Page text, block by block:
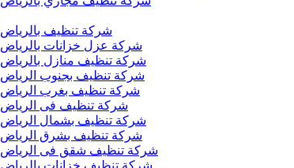
شركة تنظيف بالرياض 0552050702
شركة عزل خزانات بالرياض 0552050702
شركة تنظيف منازل بالرياض 0552050702
شركة تنظيف بجنوب الرياض 0552050702
شركة تنظيف بغرب الرياض 0552050702
شركة تنظيف فى الرياض 0552050702
شركة تنظيف بشمال الرياض 0552050702
شركة تنظيف بشرق الرياض 0552050702
شركة تنظيف شقق فى الرياض 0552050702